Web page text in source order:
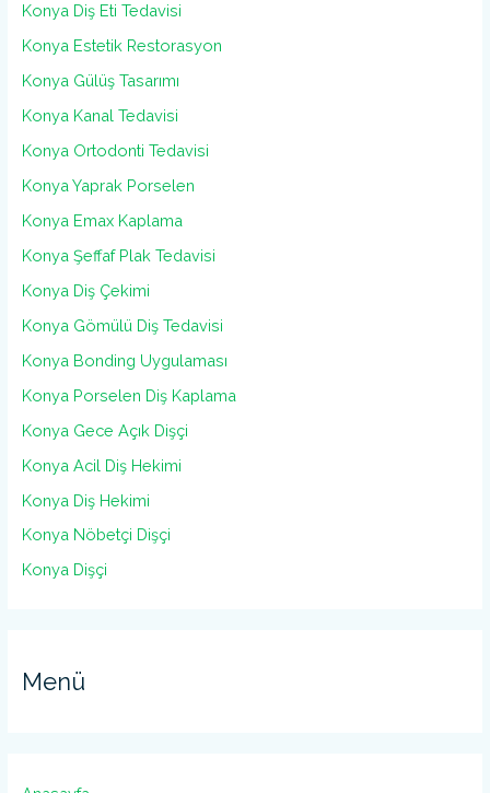
Konya Diş Eti Tedavisi
Konya Estetik Restorasyon
Konya Gülüş Tasarımı
Konya Kanal Tedavisi
Konya Ortodonti Tedavisi
Konya Yaprak Porselen
Konya Emax Kaplama
Konya Şeffaf Plak Tedavisi
Konya Diş Çekimi
Konya Gömülü Diş Tedavisi
Konya Bonding Uygulaması
Konya Porselen Diş Kaplama
Konya Gece Açık Dişçi
Konya Acil Diş Hekimi
Konya Diş Hekimi
Konya Nöbetçi Dişçi
Konya Dişçi
Menü